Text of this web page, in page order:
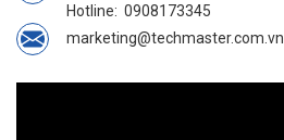
Hotline: 0908173345
marketing@techmaster.com.vn